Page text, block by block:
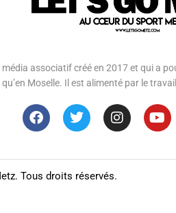
média associatif créé en 2017 et qui a
Moselle. Il est alimenté par le
Tous droits réservés.